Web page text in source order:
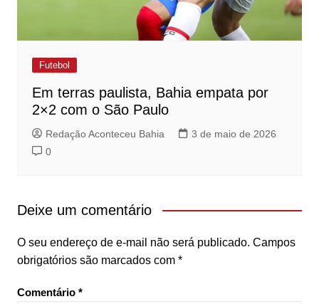
Futebol
Em terras paulista, Bahia empata por
2×2 com o São Paulo
Redação Aconteceu Bahia
3 de maio de 2026
0
Deixe um comentário
O seu endereço de e-mail não será publicado. Campos
obrigatórios são marcados com *
Comentário *